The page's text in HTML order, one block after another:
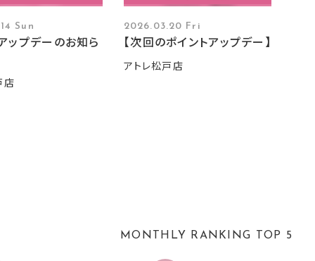
Sun
ップデーのお知ら
店
2026.03.20 Fri
【次回のポイントアップデー】
アトレ松戸店
MONTHLY RANKING TOP 5